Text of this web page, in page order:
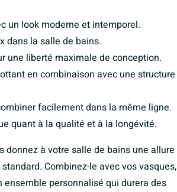
un look moderne et intemporel.
dans la salle de bains.
une liberté maximale de conception.
en combinaison avec une structure
facilement dans la même ligne.
quant à la qualité et à la longévité.
donnez à votre salle de bains une allure
Combinez-le avec vos vasques,
personnalisé qui durera des